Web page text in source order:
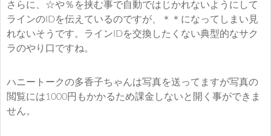
さらに、☆や％を挟む事で自動ではじかれないようにして
ラインのIDを伝えているのですが、＊＊になってしまい見
れないそうです。ラインIDを交換したくない典型的なサク
ラのやり口ですね。
ハニートークの多香子ちゃんは写真を送ってますが写真の
閲覧には1000円もかかるため課金しないと開く事ができま
せん。